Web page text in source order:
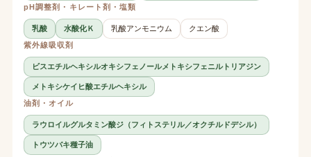
pH調整剤・キレート剤・塩類
乳酸 水酸化Ｋ 乳酸アンモニウム
クエン酸
紫外線吸収剤
ビスエチルヘキシルオキシフェノールメトキシフェニルトリアジン
メトキシケイヒ酸エチルヘキシル
油剤・オイル
ラウロイルグルタミン酸ジ（フィトステリル／オクチルドデシル）
トウツバキ種子油